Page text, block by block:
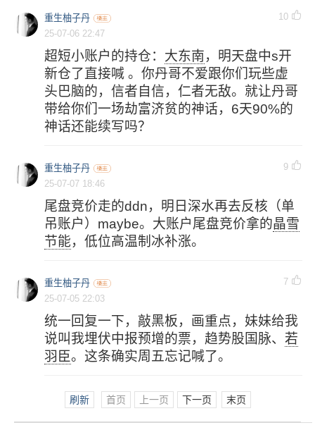
重生柚子丹
25-07-06 22:47
10
超短小账户的持仓： 大东南，明天盘中s开
新仓了直接喊 。你丹哥不爱跟你们玩些虚
头巴脑的，信者自信，仁者无敌。就让丹哥
带给你们一场劫富济贫的神话，6天90%的
神话还能续写吗？
重生柚子丹
25-07-07 18:46
9
尾盘竞价走的ddn，明日深水再去反核（单
吊账户）maybe。大账户尾盘竞价拿的晶雪
节能，低位高温制冰补涨。
重生柚子丹
25-07-05 22:03
7
统一回复一下，敲黑板，画重点，妹妹给我
说叫我埋伏中报预增的票，趋势股国脉、若
羽臣。这条确实周五忘记喊了。
刷新 首页 上一页 下一页 末页